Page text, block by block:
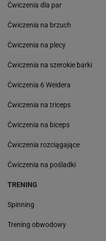
Ćwiczenia dla par
Ćwiczenia na brzuch
Ćwiczenia na plecy
Ćwiczenia na szerokie barki
Ćwiczenia 6 Weidera
Ćwiczenia na triceps
Ćwiczenia na biceps
Ćwiczenia rozciągające
Ćwiczenia na pośladki
TRENING
Spinning
Trening obwodowy